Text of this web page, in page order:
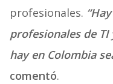
profesionales.
profesionales de
hay en Colombia
comentó.